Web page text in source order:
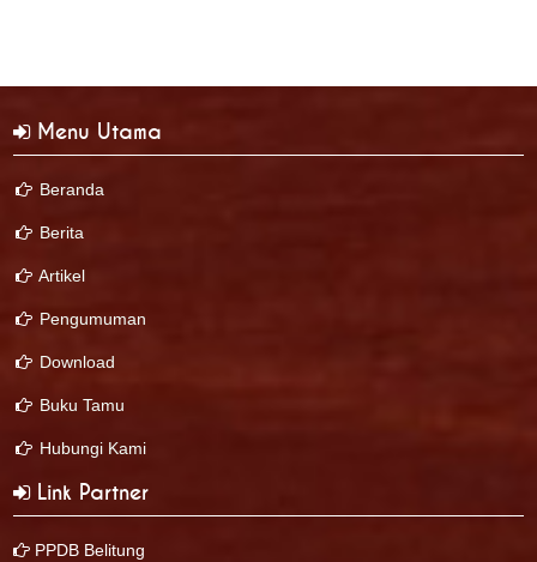
Menu Utama
Beranda
Berita
Artikel
Pengumuman
Download
Buku Tamu
Hubungi Kami
Link Partner
PPDB Belitung